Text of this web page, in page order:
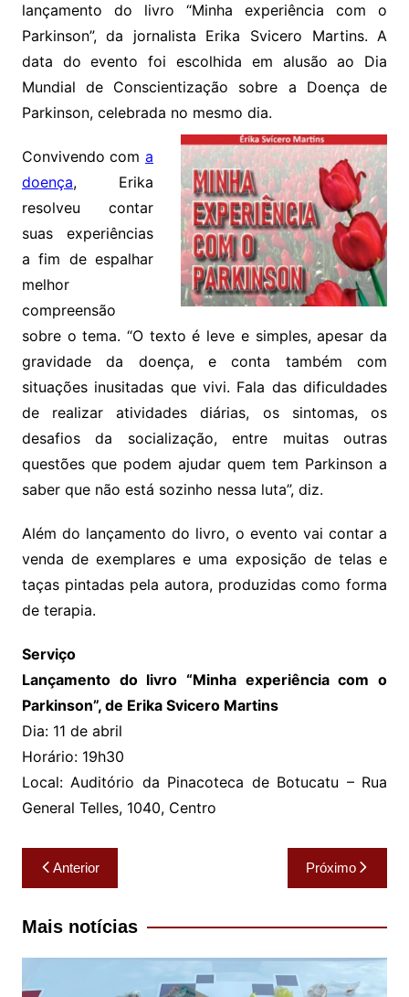
lançamento do livro “Minha experiência com o
Parkinson”, da jornalista Erika Svicero Martins. A
data do evento foi escolhida em alusão ao Dia
Mundial de Conscientização sobre a Doença de
Parkinson, celebrada no mesmo dia.
Convivendo coma
doença, Erika
resolveu contar
suas experiências
a fim de espalhar
melhor
compreensão
sobre o tema. “O texto é leve e simples, apesar da
gravidade da doença, e conta também com
situações inusitadas que vivi. Fala das dificuldades
de realizar atividades diárias, os sintomas, os
desafios da socialização, entre muitas outras
questões que podem ajudar quem tem Parkinson a
saber que não está sozinho nessa luta”, diz.
Além do lançamento do livro, o evento vai contar a
venda de exemplares e uma exposição de telas e
taças pintadas pela autora, produzidas como forma
de terapia.
Serviço
Lançamento do livro “Minha experiência com o
Parkinson”, de Erika Svicero Martins
Dia: 11 de abril
Horário: 19h30
Local: Auditório da Pinacoteca de Botucatu – Rua
General Telles, 1040, Centro
Navegação
de
Post
Anterior Próximo
Mais notícias